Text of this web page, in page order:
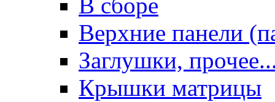
Верхние панели
Заглушки,
Крышки матрицы